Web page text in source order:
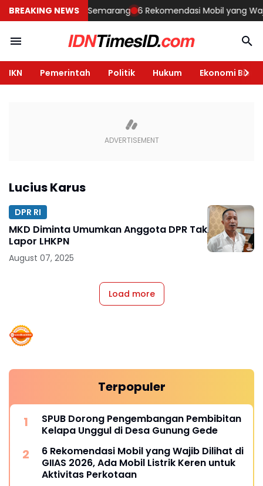
BREAKING NEWS
Rumah di Semarang 6 Rekomendasi Mobil yang
IKN Pemerintah Politik Hukum Ekonomi Bisnis
Lucius Karus
DPR RI
MKD Diminta Umumkan Anggota DPR Tak
Lapor LHKPN
August 07, 2025
Load more
Terpopuler
SPUB Dorong Pengembangan Pembibitan
Kelapa Unggul di Desa Gunung Gede
6 Rekomendasi Mobil yang Wajib Dilihat di
GIIAS 2026, Ada Mobil Listrik Keren untuk
Aktivitas Perkotaan